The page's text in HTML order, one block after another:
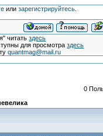
или зарегистрируйтесь.
читатьздесь
для просмотраздесь
quantmag@mail.ru
0